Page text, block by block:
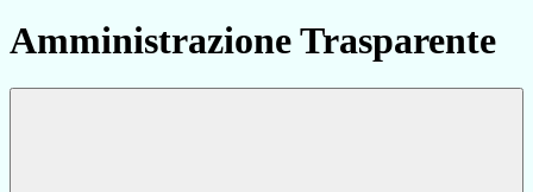
Amministrazione Trasparente